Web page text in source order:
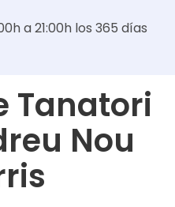
a 21:00h los 365 días
Tanatori
Nou